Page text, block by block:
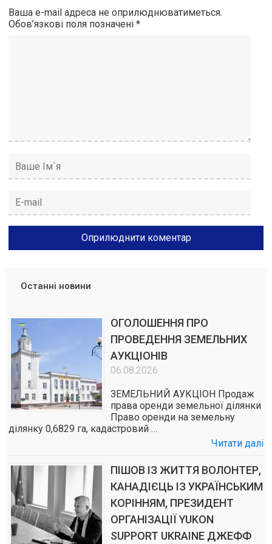
Ваша e-mail адреса не оприлюднюватиметься.
Обов’язкові поля позначені*
Останні новини
ОГОЛОШЕННЯ ПРО
ПРОВЕДЕННЯ ЗЕМЕЛЬНИХ
АУКЦІОНІВ
06.08.2026
ЗЕМЕЛЬНИЙ АУКЦІОН Продаж
права оренди земельної ділянки
Право оренди на земельну
ділянку 0,6829 га, кадастровий …
Читати далі
ПІШОВ ІЗ ЖИТТЯ ВОЛОНТЕР,
КАНАДІЄЦЬ ІЗ УКРАЇНСЬКИМ
КОРІННЯМ, ПРЕЗИДЕНТ
ОРГАНІЗАЦІЇ YUKON
SUPPORT UKRAINE ДЖЕФФ